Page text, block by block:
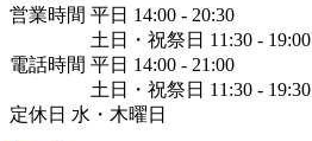
営業時間 平日 14:00 - 20:30
土日・祝祭日 11:30 - 19:00
電話時間 平日 14:00 - 21:00
土日・祝祭日 11:30 - 19:30
定休日 水・木曜日